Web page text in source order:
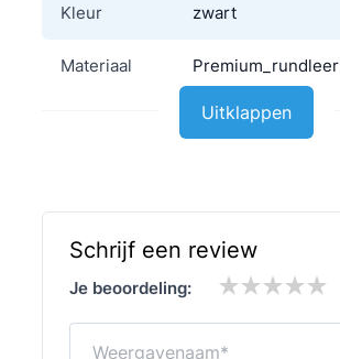
Kleur zwart
Materiaal Premium_rundleer
Uitklappen
Schrijf een review
Je beoordeling: